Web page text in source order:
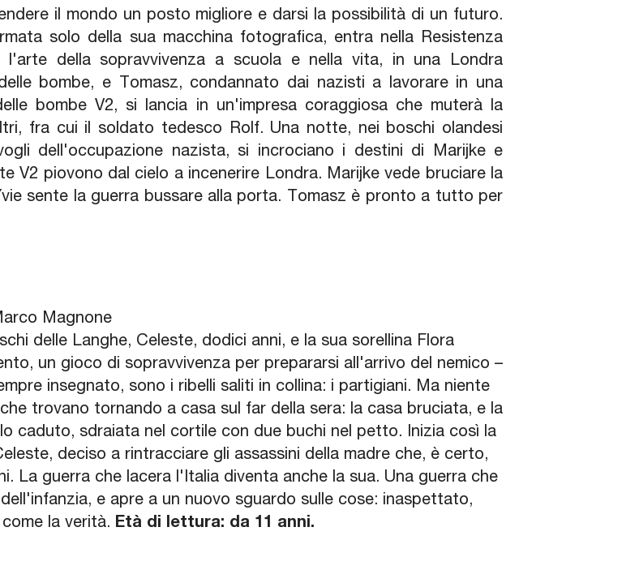
il mondo un posto migliore e darsi la possibilità di un futuro.
solo della sua macchina fotografica, entra nella Resistenza
l'arte della sopravvivenza a scuola e nella vita, in una Londra
bombe, e Tomasz, condannato dai nazisti a lavorare in una
bombe V2, si lancia in un'impresa coraggiosa che muterà la
fra cui il soldato tedesco Rolf. Una notte, nei boschi olandesi
dell'occupazione nazista, si incrociano i destini di Marijke e
V2 piovono dal cielo a incenerire Londra. Marijke vede bruciare la
sente la guerra bussare alla porta. Tomasz è pronto a tutto per
Magnone
delle Langhe, Celeste, dodici anni, e la sua sorellina Flora
un gioco di sopravvivenza per prepararsi all'arrivo del nemico –
insegnato, sono i ribelli saliti in collina: i partigiani. Ma niente
trovano tornando a casa sul far della sera: la casa bruciata, e la
caduto, sdraiata nel cortile con due buchi nel petto. Inizia così la
deciso a rintracciare gli assassini della madre che, è certo,
La guerra che lacera l'Italia diventa anche la sua. Una guerra che
e apre a un nuovo sguardo sulle cose: inaspettato,
la verità. Età di lettura: da 11 anni.